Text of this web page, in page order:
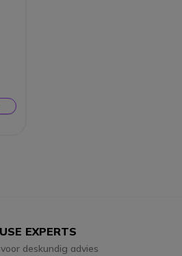
EXPERTS
deskundig advies